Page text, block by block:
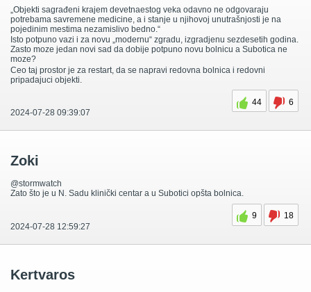
„Objekti sagrađeni krajem devetnaestog veka odavno ne odgovaraju
potrebama savremene medicine, a i stanje u njihovoj unutrašnjosti je na
pojedinim mestima nezamislivo bedno.“
Isto potpuno vazi i za novu „modernu“ zgradu, izgradjenu sezdesetih godina.
Zasto moze jedan novi sad da dobije potpuno novu bolnicu a Subotica ne
moze?
Ceo taj prostor je za restart, da se napravi redovna bolnica i redovni
pripadajuci objekti.
44
6
2024-07-28 09:39:07
Zoki
@stormwatch
Zato što je u N. Sadu klinički centar a u Subotici opšta bolnica.
9
18
2024-07-28 12:59:27
Kertvaros